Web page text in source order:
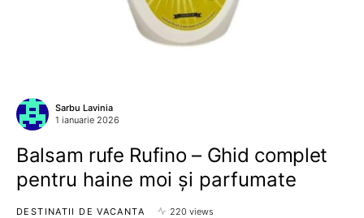
Sarbu Lavinia
1 ianuarie 2026
Balsam rufe Rufino – Ghid complet
pentru haine moi și parfumate
DESTINATII DE VACANTA 220 views